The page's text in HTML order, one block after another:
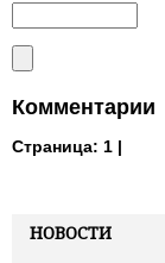
НОВОСТИ
Комментарии
Страница: 1 |